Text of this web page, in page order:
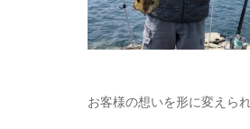
お客様の想いを形に変えら